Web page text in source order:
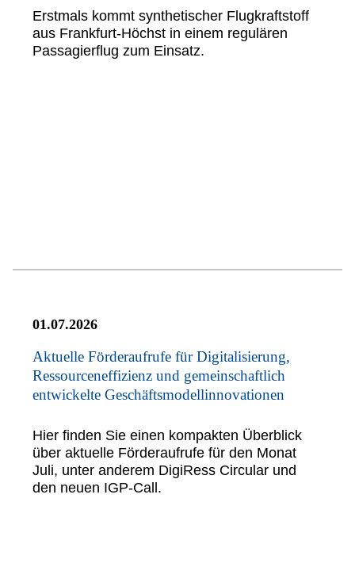
Erstmals kommt synthetischer Flugkraftstoff
aus Frankfurt-Höchst in einem regulären
Passagierflug zum Einsatz.
01.07.2026
Aktuelle Förderaufrufe für Digitalisierung,
Ressourceneffizienz und gemeinschaftlich
entwickelte Geschäftsmodellinnovationen
Hier finden Sie einen kompakten Überblick
über aktuelle Förderaufrufe für den Monat
Juli, unter anderem DigiRess Circular und
den neuen IGP-Call.